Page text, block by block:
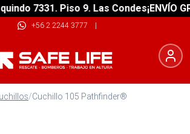
7331. Piso 9. Las Condes¡ENVÍO
+56 2 2244 3777 |
/Cuchillo 105 Pathfinder®